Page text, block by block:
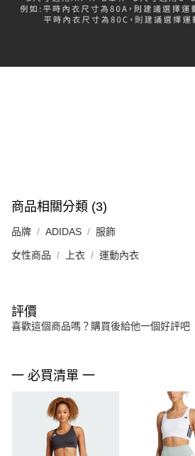
商品相關分類 (3)
品牌 ADIDAS 服飾
女性商品 上衣 運動內衣
評價
喜歡這個商品嗎？購買後給他一個好評吧
一 必買清單 一